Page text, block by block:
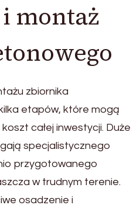
montaż
zbiornika
etapów, które mogą
całej inwestycji. Duże
specjalistycznego
przygotowanego
w trudnym terenie.
osadzenie i